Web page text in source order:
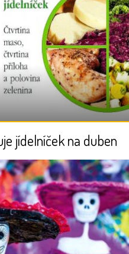
jídelníček na duben